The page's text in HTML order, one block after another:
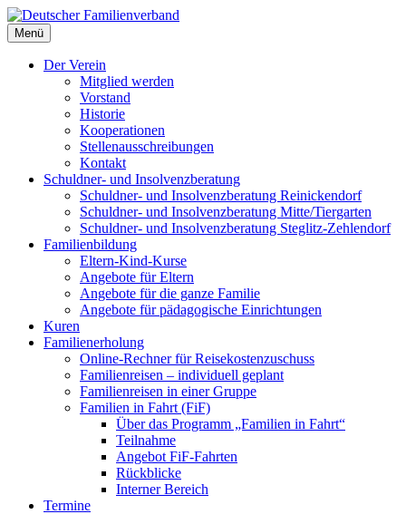
Deutscher Familienverband
Landesverband Berlin
Menü
Der Verein
Mitglied werden
Vorstand
Historie
Kooperationen
Stellenausschreibungen
Kontakt
Schuldner- und Insolvenzberatung
Schuldner- und Insolvenzberatung Reinickendorf
Schuldner- und Insolvenzberatung Mitte/Tiergarten
Schuldner- und Insolvenzberatung Steglitz-Zehlendorf
Familienbildung
Eltern-Kind-Kurse
Angebote für Eltern
Angebote für die ganze Familie
Angebote für pädagogische Einrichtungen
Kuren
Familienerholung
Online-Rechner für Reisekostenzuschuss
Familienreisen – individuell geplant
Familienreisen in einer Gruppe
Familien in Fahrt (FiF)
Über das Programm „Familien in Fahrt“
Teilnahme
Angebot FiF-Fahrten
Rückblicke
Interner Bereich
Termine